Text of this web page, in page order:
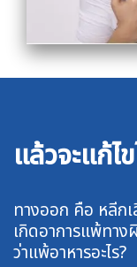
แล้วจะแก้ไ
ทางออก คือ หลีก
เกิดอาการแพ้ทาง
ว่าแพ้อาหารอะไร?